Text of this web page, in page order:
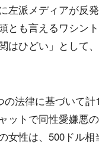
左派メディアが反
も言えるワシント
はひどい」として
法律に基づいて
ットで同性愛嫌悪
女性は、500ドル